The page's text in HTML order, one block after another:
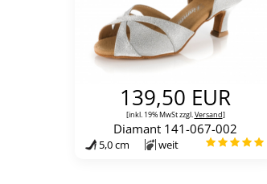
139,50 EUR
[inkl. 19% MwSt zzgl. Versand]
Diamant 141-067-002
5,0 cm weit